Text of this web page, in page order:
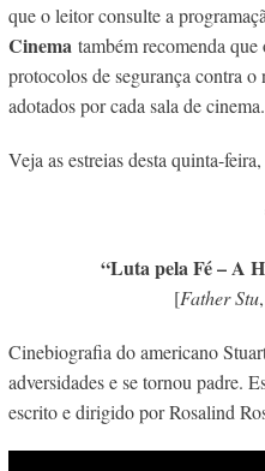
que o leitor consulte a
Cinema também recomenda
protocolos de segurança contra
adotados por cada sala de cinema.
Veja as estreias desta quinta-
“Luta pela Fé – A
[Father Stu
Cinebiografia do americano
adversidades e se tornou padre.
escrito e dirigido por Rosalind